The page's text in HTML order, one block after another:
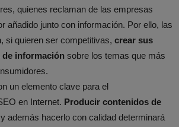
quienes reclaman de las empresas
añadido junto con información. Por ello, las
si quieren ser competitivas, crear sus
información sobre los temas que más
un elemento clave para el
en Internet. Producir contenidos de
y además hacerlo con calidad determinará